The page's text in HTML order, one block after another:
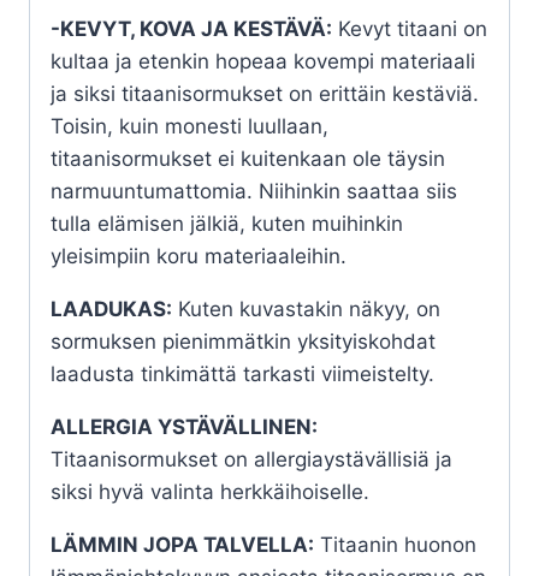
-KEVYT, KOVA JA KESTÄVÄ: Kevyt titaani on
kultaa ja etenkin hopeaa kovempi materiaali
ja siksi titaanisormukset on erittäin kestäviä.
Toisin, kuin monesti luullaan,
titaanisormukset ei kuitenkaan ole täysin
narmuuntumattomia. Niihinkin saattaa siis
tulla elämisen jälkiä, kuten muihinkin
yleisimpiin koru materiaaleihin.
LAADUKAS: Kuten kuvastakin näkyy, on
sormuksen pienimmätkin yksityiskohdat
laadusta tinkimättä tarkasti viimeistelty.
ALLERGIA YSTÄVÄLLINEN:
Titaanisormukset on allergiaystävällisiä ja
siksi hyvä valinta herkkäihoiselle.
LÄMMIN JOPA TALVELLA: Titaanin huonon